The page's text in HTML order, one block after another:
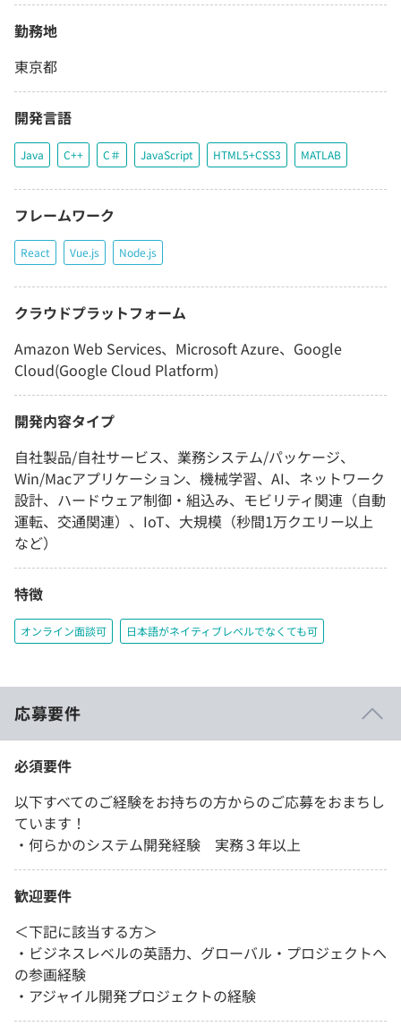
勤務地
東京都
開発言語
Java C++ C＃ JavaScript HTML5+CSS3 MATLAB
フレームワーク
React Vue.js Node.js
クラウドプラットフォーム
Amazon Web Services、Microsoft Azure、Google
Cloud(Google Cloud Platform)
開発内容タイプ
自社製品/自社サービス、業務システム/パッケージ、
Win/Macアプリケーション、機械学習、AI、ネットワーク
設計、ハードウェア制御・組込み、モビリティ関連（自動
運転、交通関連）、IoT、大規模（秒間1万クエリー以上
など）
特徴
オンライン面談可 日本語がネイティブレベルでなくても可
応募要件
必須要件
以下すべてのご経験をお持ちの方からのご応募をおまちし
ています！
・何らかのシステム開発経験 実務３年以上
歓迎要件
＜下記に該当する方＞
・ビジネスレベルの英語力、グローバル・プロジェクトへ
の参画経験
・アジャイル開発プロジェクトの経験